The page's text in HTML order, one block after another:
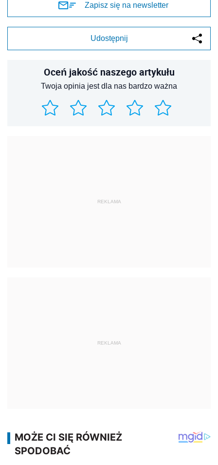
Zapisz się na newsletter
Udostępnij
Oceń jakość naszego artykułu
Twoja opinia jest dla nas bardzo ważna
REKLAMA
REKLAMA